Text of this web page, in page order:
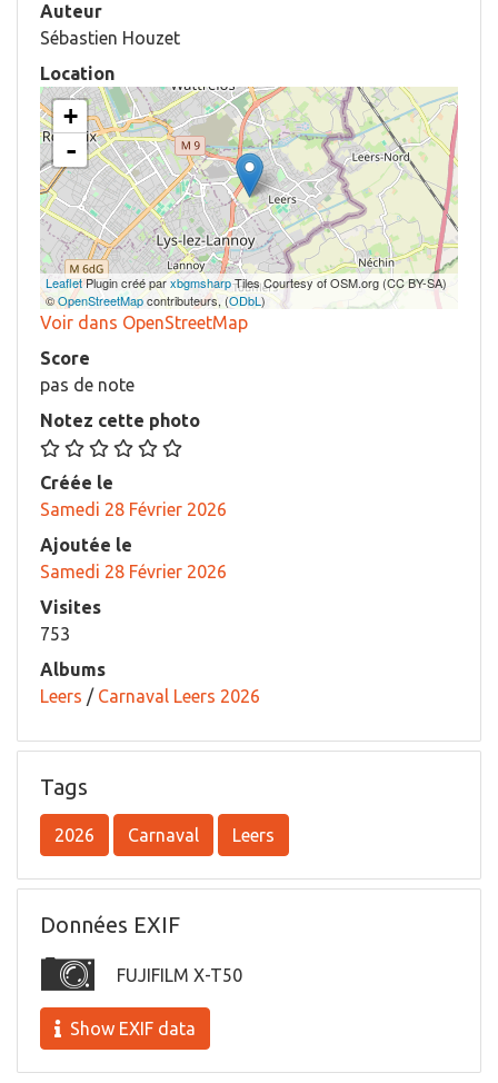
Auteur
Sébastien Houzet
Location
+
-
LeafletPlugin créé parxbgmsharpTiles Courtesy of OSM.org (CC BY-SA)
©OpenStreetMapcontributeurs, (ODbL)
Voir dans OpenStreetMap
Score
pas de note
Notez cette photo
Créée le
Samedi 28 Février 2026
Ajoutée le
Samedi 28 Février 2026
Visites
753
Albums
Leers / Carnaval Leers 2026
Tags
2026 Carnaval Leers
Données EXIF
FUJIFILM X-T50
Show EXIF data